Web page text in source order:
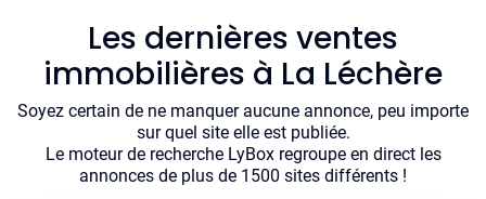
Les dernières ventes
immobilières à La Léchère
Soyez certain de ne manquer aucune annonce, peu importe
sur quel site elle est publiée.
Le moteur de recherche LyBox regroupe en direct les
annonces de plus de 1500 sites différents !